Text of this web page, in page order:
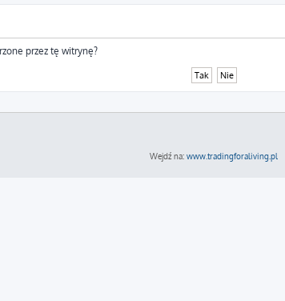
przez tę witrynę?
Wejdź na: www.tradingforaliving.pl